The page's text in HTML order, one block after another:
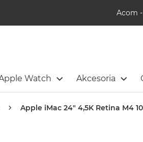
Acom
Watch Akcesoria
Apple iMac 24" 4,5K Retina M4